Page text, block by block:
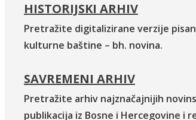
HISTORIJSKI ARHIV
Pretražite digitalizirane verzije
kulturne baštine – bh. novina.
SAVREMENI ARHIV
Pretražite arhiv najznačajnijih
publikacija iz Bosne i Hercegovine i